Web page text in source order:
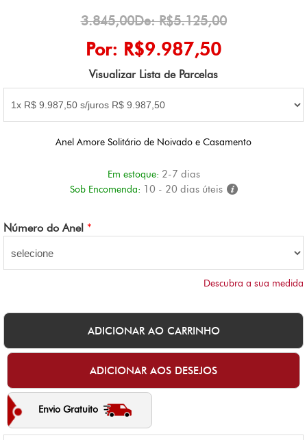
3.845,00De: R$5.125,00
Por: R$9.987,50
Visualizar Lista de Parcelas
Anel Amore Solitário de Noivado e Casamento
Em estoque: 2-7 dias
Sob Encomenda: 10 - 20 dias úteis
Número do Anel *
Descubra a sua medida
Envio Gratuito